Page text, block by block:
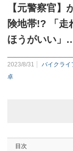
【元警察官
険地帯!? 「走
ほうがいい」
2023/8/31 バイクライ
卓
目次